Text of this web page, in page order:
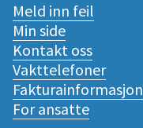
Meld inn feil
Min side
Kontakt oss
Vakttelefoner
Fakturainformasjon
For ansatte